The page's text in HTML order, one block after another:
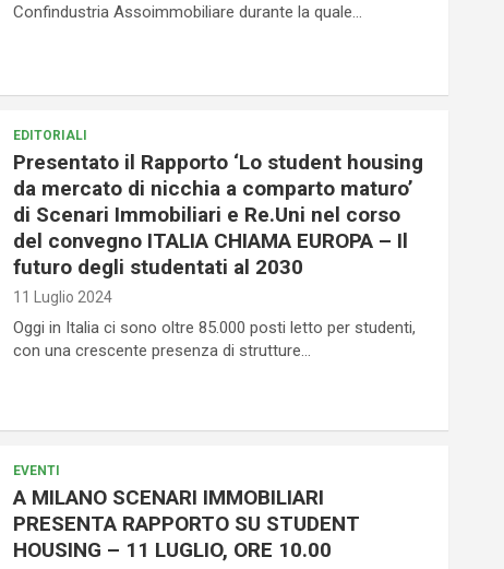
Confindustria Assoimmobiliare durante la quale…
EDITORIALI
Presentato il Rapporto ‘Lo student housing
da mercato di nicchia a comparto maturo’
di Scenari Immobiliari e Re.Uni nel corso
del convegno ITALIA CHIAMA EUROPA – Il
futuro degli studentati al 2030
11 Luglio 2024
Oggi in Italia ci sono oltre 85.000 posti letto per studenti,
con una crescente presenza di strutture…
EVENTI
A MILANO SCENARI IMMOBILIARI
PRESENTA RAPPORTO SU STUDENT
HOUSING – 11 LUGLIO, ORE 10.00